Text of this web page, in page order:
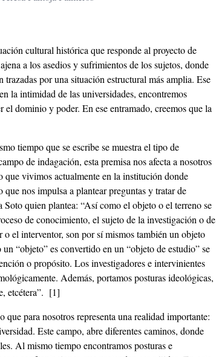
cultural histórica que responde al proyecto de
a los asedios y sufrimientos de los sujetos, donde
por una situación estructural más amplia. Ese
la intimidad de las universidades, encontremos
el dominio y poder. En ese entramado, creemos que la
tiempo que se escribe se muestra el tipo de
de indagación, esta premisa nos afecta a nosotros
que vivimos actualmente en la institución donde
que nos impulsa a plantear preguntas y tratar de
quien plantea: “Así como el objeto o el terreno se
de conocimiento, el sujeto de la investigación o de
el interventor, son por sí mismos también un objeto
“objeto” es convertido en un “objeto de estudio” se
o propósito. Los investigadores e intervinientes
Además, portamos posturas ideológicas,
etcétera”. [1]
para nosotros representa una realidad importante:
Este campo, abre diferentes caminos, donde
Al mismo tiempo encontramos posturas e